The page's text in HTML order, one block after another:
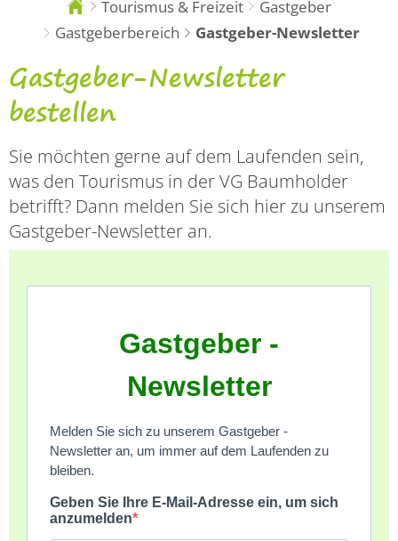
Sie
sind
hier:
Tourismus & Freizeit
Gastgeber
Gastgeberbereich
Gastgeber-Newsletter
Gastgeber-
Newsletter
Gastgeber-Newsletter
bestellen
Sie möchten gerne auf dem Laufenden sein,
was den Tourismus in der VG Baumholder
betrifft? Dann melden Sie sich hier zu unserem
Gastgeber-Newsletter an.